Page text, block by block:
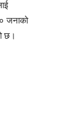
जनाको
छ।